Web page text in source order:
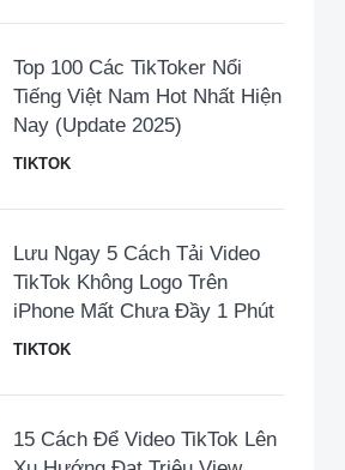
Top 100 Các TikToker Nổi
Tiếng Việt Nam Hot Nhất Hiện
Nay (Update 2025)
TIKTOK
Lưu Ngay 5 Cách Tải Video
TikTok Không Logo Trên
iPhone Mất Chưa Đầy 1 Phút
TIKTOK
15 Cách Để Video TikTok Lên